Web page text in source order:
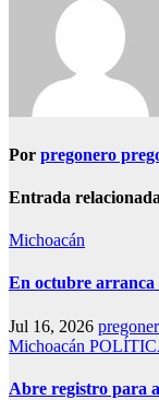
Por pregonero
Entrada relacionada
Michoacán
En octubre arranca
Jul 16, 2026
Michoacán
Abre registro para